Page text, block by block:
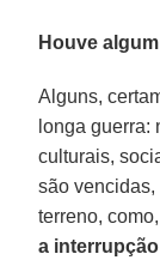
Houve
Alguns,
longa guerra:
culturais,
são
terreno,
a